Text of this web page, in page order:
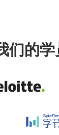
们的